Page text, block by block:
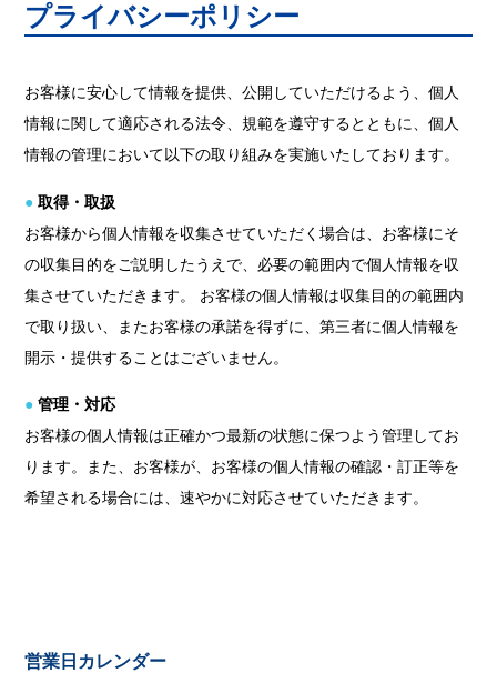
プライバシーポリシー
お客様に安心して情報を提供、公開していただけるよう、個人
情報に関して適応される法令、規範を遵守するとともに、個人
情報の管理において以下の取り組みを実施いたしております。
●取得・取扱
お客様から個人情報を収集させていただく場合は、お客様にそ
の収集目的をご説明したうえで、必要の範囲内で個人情報を収
集させていただきます。 お客様の個人情報は収集目的の範囲内
で取り扱い、またお客様の承諾を得ずに、第三者に個人情報を
開示・提供することはございません。
●管理・対応
お客様の個人情報は正確かつ最新の状態に保つよう管理してお
ります。また、お客様が、お客様の個人情報の確認・訂正等を
希望される場合には、速やかに対応させていただきます。
営業日カレンダー